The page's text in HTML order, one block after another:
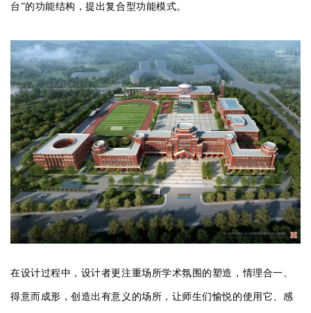
台”的功能结构，提出复合型功能模式。
在设计过程中，设计者更注重场所学术氛围的塑造，情理合一、
得意而成形，创造出有意义的场所，让师生们愉悦的使用它、感